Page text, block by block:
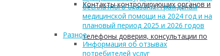
Контакты контролирующих органов и
телефоны доверия, консультации по
бесплатного оказания гражданам
медицинской помощи на 2024 год и на
плановый период 2025 и 2026 годов
Разное
Информация об отзывах
потребителей услуг